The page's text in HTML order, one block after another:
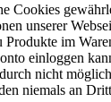
Cookies
unserer
Produkte im
einloggen
nicht
niemals an